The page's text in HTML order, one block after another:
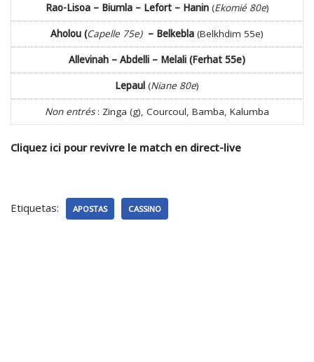
Rao-Lisoa – Biumla – Lefort – Hanin (Ekomié 80e)
Aholou (Capelle 75e) – Belkebla (Belkhdim 55e)
Allevinah – Abdelli – Melali (Ferhat 55e)
Lepaul (Niane 80e)
Non entrés: Zinga (g), Courcoul, Bamba, Kalumba
Cliquez ici pour revivre le match en direct-live
Etiquetas: APOSTAS CASSINO